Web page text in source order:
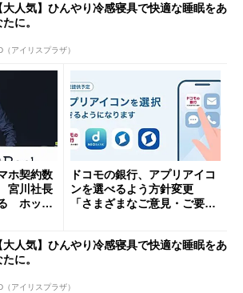
大人気】ひんやり冷感寝具で快適な睡眠をあ
に。
（アイリスプラザ）
ホ契約数
宮川社長
ホッピ
ドコモの銀行、アプリアイコ
ンを選べるよう方針変更
「さまざまなご意見・ご要望
大人気】ひんやり冷感寝具で快適な睡眠をあ
に。
（アイリスプラザ）